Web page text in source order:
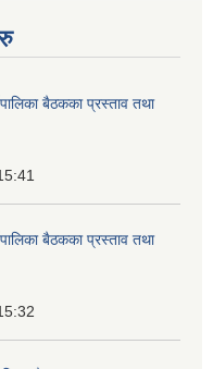
बैठकका प्रस्ताव तथा
बैठकका प्रस्ताव तथा